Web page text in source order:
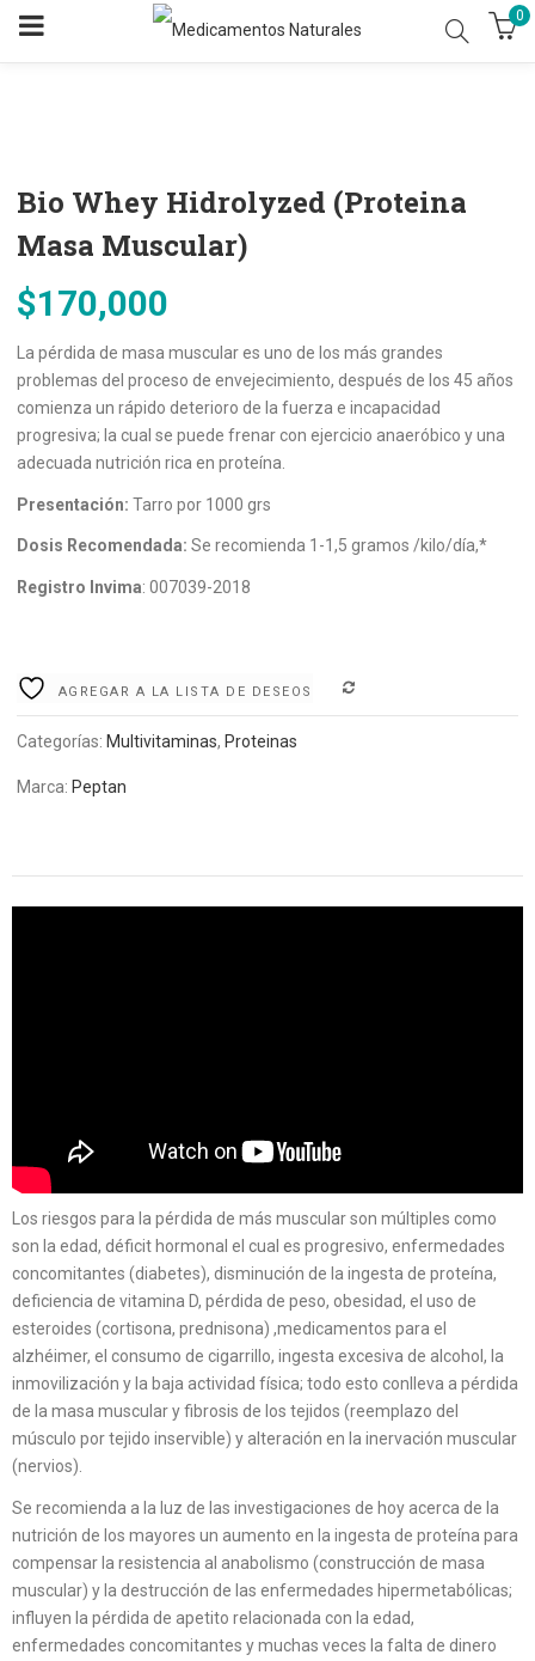
0
Bio Whey Hidrolyzed (Proteina
Masa Muscular)
$170,000
La pérdida de masa muscular es uno de los más grandes
problemas del proceso de envejecimiento, después de los 45 años
comienza un rápido deterioro de la fuerza e incapacidad
progresiva; la cual se puede frenar con ejercicio anaeróbico y una
adecuada nutrición rica en proteína.
Presentación: Tarro por 1000 grs
Dosis Recomendada: Se recomienda 1-1,5 gramos /kilo/día,*
Registro Invima: 007039-2018
AGREGAR A LA LISTA DE DESEOS
Categorías:Multivitaminas,Proteinas
Marca:Peptan
Los riesgos para la pérdida de más muscular son múltiples como
son la edad, déficit hormonal el cual es progresivo, enfermedades
concomitantes (diabetes), disminución de la ingesta de proteína,
deficiencia de vitamina D, pérdida de peso, obesidad, el uso de
esteroides (cortisona, prednisona) ,medicamentos para el
alzhéimer, el consumo de cigarrillo, ingesta excesiva de alcohol, la
inmovilización y la baja actividad física; todo esto conlleva a pérdida
de la masa muscular y fibrosis de los tejidos (reemplazo del
músculo por tejido inservible) y alteración en la inervación muscular
(nervios).
Se recomienda a la luz de las investigaciones de hoy acerca de la
nutrición de los mayores un aumento en la ingesta de proteína para
compensar la resistencia al anabolismo (construcción de masa
muscular) y la destrucción de las enfermedades hipermetabólicas;
influyen la pérdida de apetito relacionada con la edad,
enfermedades concomitantes y muchas veces la falta de dinero